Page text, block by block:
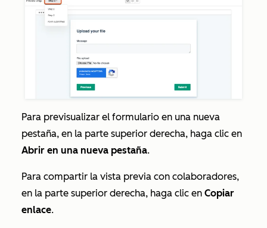
Para previsualizar el formulario en una nueva
pestaña, en la parte superior derecha, haga clic en
Abrir en una nueva pestaña.
Para compartir la vista previa con colaboradores,
en la parte superior derecha, haga clic en Copiar
enlace.